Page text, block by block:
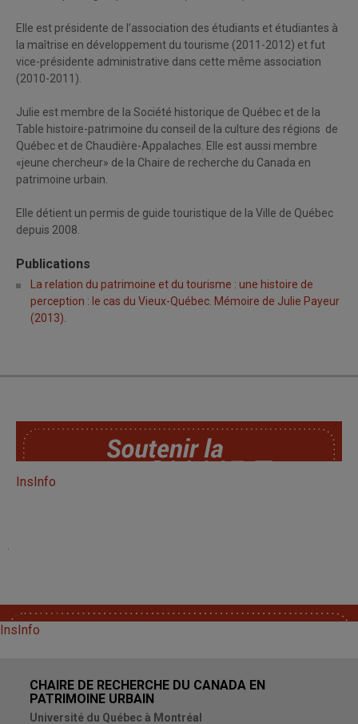
Elle est présidente de l’association des étudiants et étudiantes à
la maîtrise en développement du tourisme (2011-2012) et fut
vice-présidente administrative dans cette même association
(2010-2011).
Julie est membre de la Société historique de Québec et de la
Table histoire-patrimoine du conseil de la culture des régions de
Québec et de Chaudière-Appalaches. Elle est aussi membre
«jeune chercheur» de la Chaire de recherche du Canada en
patrimoine urbain.
Elle détient un permis de guide touristique de la Ville de Québec
depuis 2008.
Publications
La relation du patrimoine et du tourisme : une histoire de
perception : le cas du Vieux-Québec. Mémoire de Julie Payeur
(2013).
SoutChaire
InsInfo
.
SoutChaire
InsInfo
CHAIRE DE RECHERCHE DU CANADA EN
PATRIMOINE URBAIN
Université du Québec à Montréal